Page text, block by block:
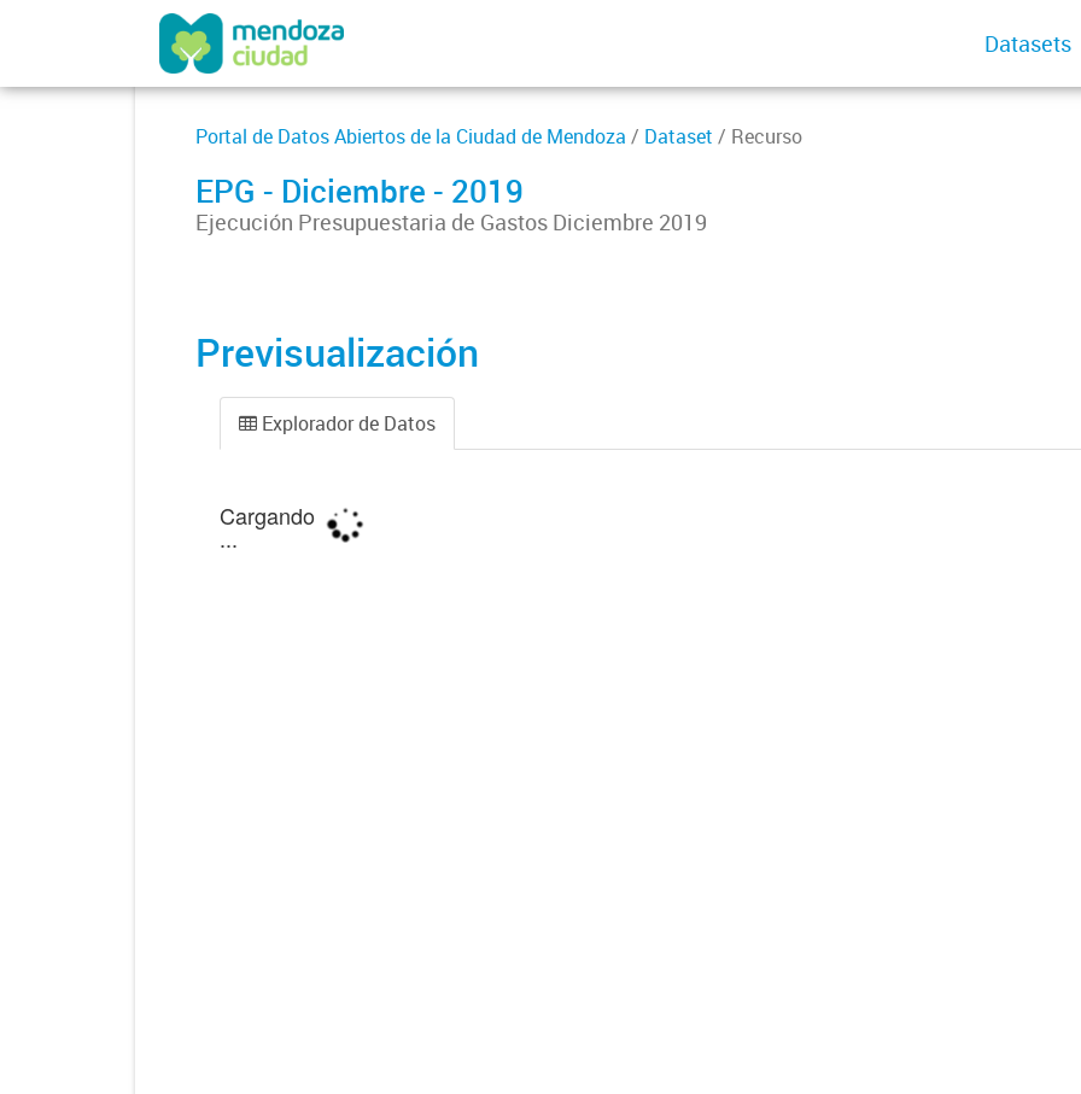
Datasets
Portal de Datos Abiertos de la Ciudad de Mendoza / Dataset / Recurso
EPG - Diciembre - 2019
Ejecución Presupuestaria de Gastos Diciembre 2019
Previsualización
Explorador de Datos